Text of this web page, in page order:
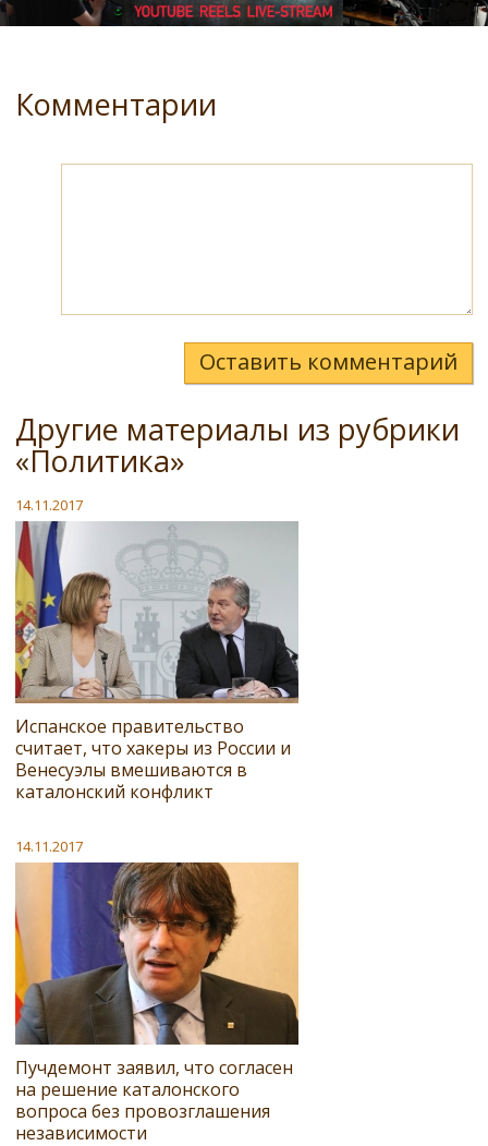
Комментарии
Оставить комментарий
Другие материалы из рубрики
«Политика»
14.11.2017
Испанское правительство
считает, что хакеры из России и
Венесуэлы вмешиваются в
каталонский конфликт
14.11.2017
Пучдемонт заявил, что согласен
на решение каталонского
вопроса без провозглашения
независимости